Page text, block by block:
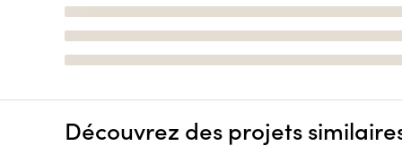
Découvrez des projets